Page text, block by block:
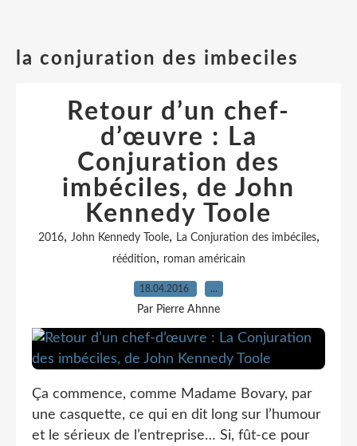
la conjuration des imbeciles
Retour d’un chef-
d’œuvre : La
Conjuration des
imbéciles, de John
Kennedy Toole
2016, John Kennedy Toole, La Conjuration des imbéciles,
réédition, roman américain
18.04.2016 …
Par Pierre Ahnne
Ça commence, comme Madame Bovary, par
une casquette, ce qui en dit long sur l’humour
et le sérieux de l’entreprise… Si, fût-ce pour